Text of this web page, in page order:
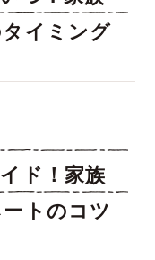
イミング
ド！家族
トのコツ